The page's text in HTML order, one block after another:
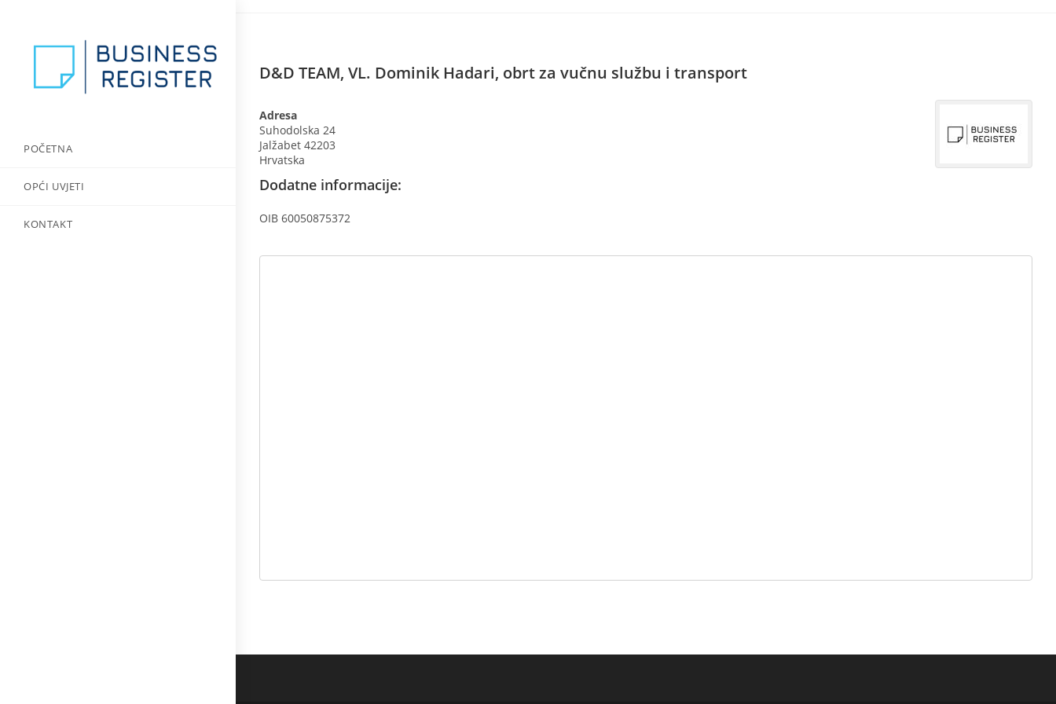
POČETNA
OPĆI UVJETI
KONTAKT
D&D TEAM, VL. Dominik Hadari, obrt za vučnu službu i transport
Adresa
Suhodolska 24
Jalžabet 42203
Hrvatska
Dodatne informacije:
OIB 60050875372